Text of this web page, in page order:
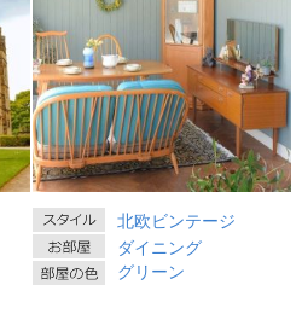
北欧ビンテージ
ダイニング
グリーン